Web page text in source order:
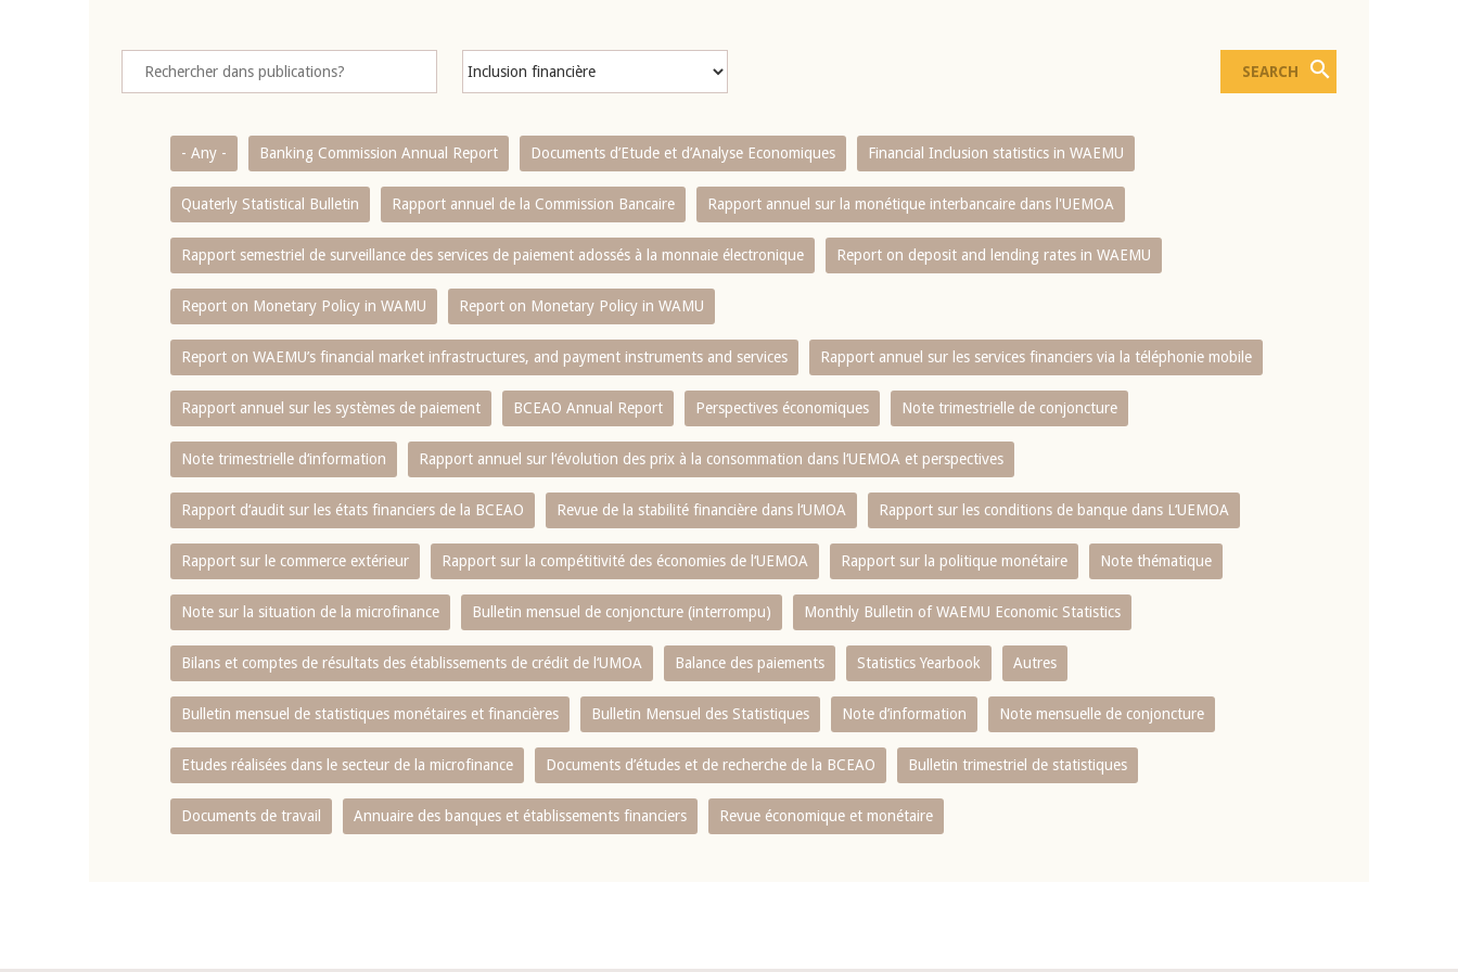
- Any - Banking Commission Annual Report Documents d’Etude et d’Analyse Economiques Financial Inclusion statistics in WAEMU
Quaterly Statistical Bulletin Rapport annuel de la Commission Bancaire Rapport annuel sur la monétique interbancaire dans l'UEMOA
Rapport semestriel de surveillance des services de paiement adossés à la monnaie électronique Report on deposit and lending rates in WAEMU
Report on Monetary Policy in WAMU Report on Monetary Policy in WAMU
Report on WAEMU’s financial market infrastructures, and payment instruments and services Rapport annuel sur les services financiers via la téléphonie mobile
Rapport annuel sur les systèmes de paiement BCEAO Annual Report Perspectives économiques Note trimestrielle de conjoncture
Note trimestrielle d‘information Rapport annuel sur l‘évolution des prix à la consommation dans l‘UEMOA et perspectives
Rapport d‘audit sur les états financiers de la BCEAO Revue de la stabilité financière dans l‘UMOA Rapport sur les conditions de banque dans L‘UEMOA
Rapport sur le commerce extérieur Rapport sur la compétitivité des économies de l‘UEMOA Rapport sur la politique monétaire Note thématique
Note sur la situation de la microfinance Bulletin mensuel de conjoncture (interrompu) Monthly Bulletin of WAEMU Economic Statistics
Bilans et comptes de résultats des établissements de crédit de l‘UMOA Balance des paiements Statistics Yearbook Autres
Bulletin mensuel de statistiques monétaires et financières Bulletin Mensuel des Statistiques Note d’information Note mensuelle de conjoncture
Etudes réalisées dans le secteur de la microfinance Documents d’études et de recherche de la BCEAO Bulletin trimestriel de statistiques
Documents de travail Annuaire des banques et établissements financiers Revue économique et monétaire